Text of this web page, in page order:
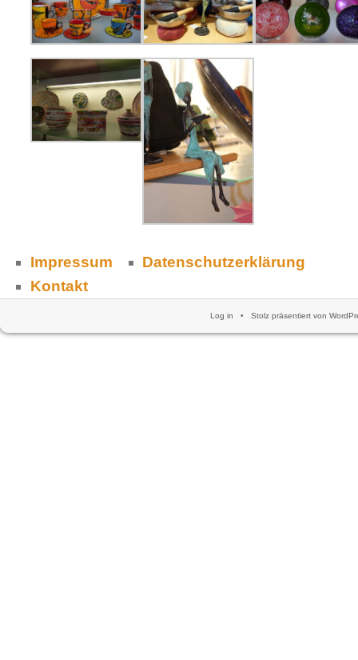
Impressum
Datenschutzerklärung
Kontakt
Log in • Stolz präsentiert von